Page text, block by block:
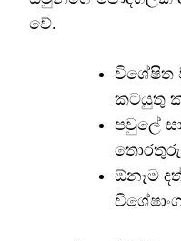
වේ.
විශේෂිත
කටයුතු
පවුලේ
ඕනෑම